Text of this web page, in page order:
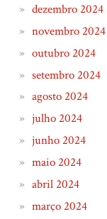
dezembro 2024
novembro 2024
outubro 2024
setembro 2024
agosto 2024
julho 2024
junho 2024
maio 2024
abril 2024
março 2024